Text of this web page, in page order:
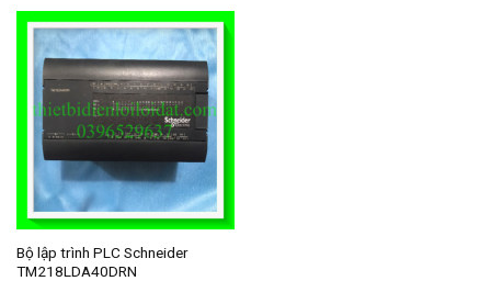
Bộ lập trình PLC Schneider
TM218LDA40DRN